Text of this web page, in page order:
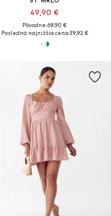
49,90 €
Pôvodne: 69,90 €
Posledná najnižšia cena:39,92 €